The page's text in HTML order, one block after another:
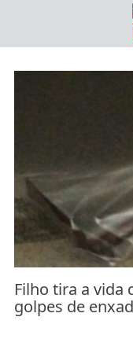
content
Filho tira a vida
golpes de